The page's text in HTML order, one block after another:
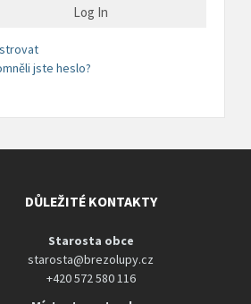
jste heslo?
DŮLEŽITÉ KONTAKTY
Starosta obce
starosta@brezolupy.cz
+420 572 580 116